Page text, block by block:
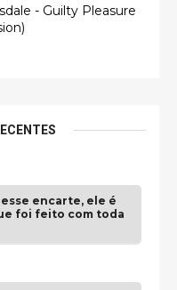
- Guilty Pleasure
encarte, ele é
foi feito com toda